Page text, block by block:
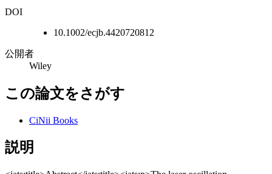
DOI
10.1002/ecjb.4420720812
公開者
Wiley
この論文をさがす
CiNii Books
説明